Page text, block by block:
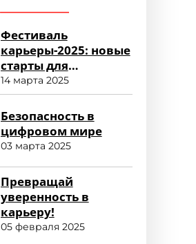
Фестиваль
карьеры-2025: новые
старты для
студентов!
14 марта 2025
Безопасность в
цифровом мире
03 марта 2025
Превращай
уверенность в
карьеру!
05 февраля 2025